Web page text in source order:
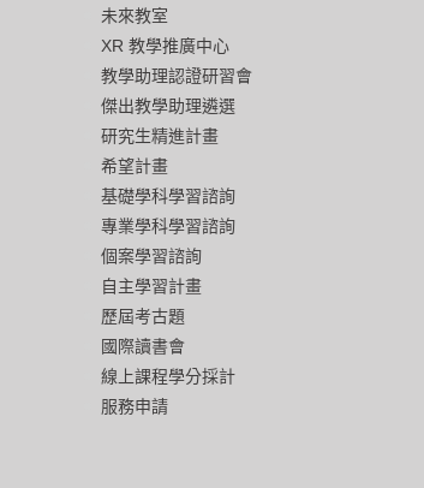
未來教室
XR 教學推廣中心
教學助理認證研習會
傑出教學助理遴選
研究生精進計畫
希望計畫
基礎學科學習諮詢
專業學科學習諮詢
個案學習諮詢
自主學習計畫
歷屆考古題
國際讀書會
線上課程學分採計
服務申請